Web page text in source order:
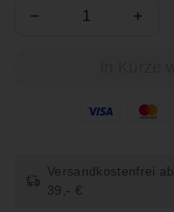
− +
Versandkostenfrei ab
39,- €